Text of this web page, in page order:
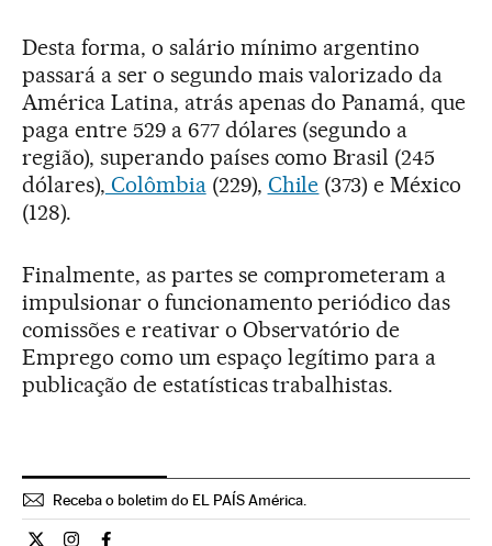
Desta forma, o salário mínimo argentino
passará a ser o segundo mais valorizado da
América Latina, atrás apenas do Panamá, que
paga entre 529 a 677 dólares (segundo a
região), superando países como Brasil (245
dólares), Colômbia(229), Chile (373) e México
(128).
Finalmente, as partes se comprometeram a
impulsionar o funcionamento periódico das
comissões e reativar o Observatório de
Emprego como um espaço legítimo para a
publicação de estatísticas trabalhistas.
Receba o boletim do EL PAÍS América.